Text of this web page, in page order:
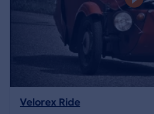
Velorex Ride